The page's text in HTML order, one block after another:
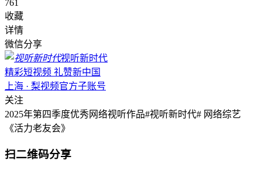
761
收藏
详情
微信分享
视听新时代
精彩短视频 礼赞新中国
上海 · 梨视频官方子账号
关注
2025年第四季度优秀网络视听作品#视听新时代# 网络综艺
《活力老友会》
扫二维码分享